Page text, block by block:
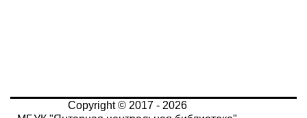
Copyright © 2017 - 2026